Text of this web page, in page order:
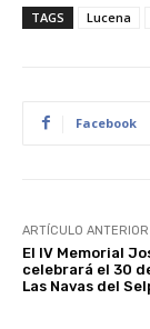
TAGS Lucena
Facebook
ARTÍCULO ANTERIOR
El IV Memorial
celebrará el 30
Las Navas del